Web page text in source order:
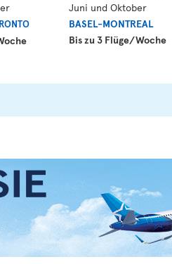
Juni und Oktober
BASEL-MONTREAL
Bis zu 3 Flüge/Woche